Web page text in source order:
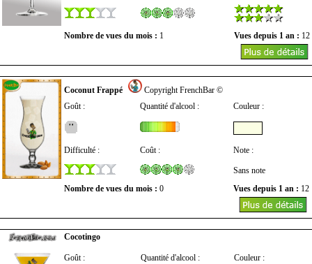
Nombre de vues du mois : 1 Vues depuis 1 an : 12
Coconut Frappé
Copyright FrenchBar ©
Goût :
Quantité d'alcool : Couleur :
Difficulté : Coût : Note :
Sans note
Nombre de vues du mois : 0 Vues depuis 1 an : 12
Cocotingo
Goût : Quantité d'alcool : Couleur :